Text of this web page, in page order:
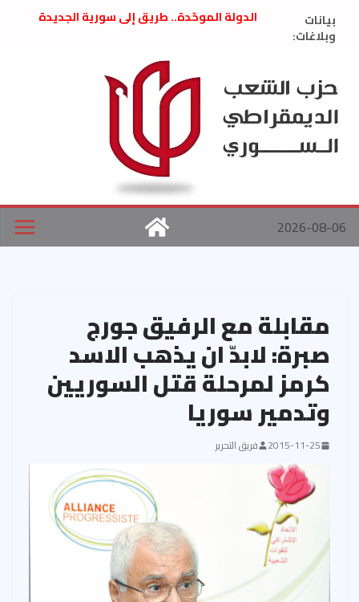
بيانات
وبلاغات:
الدولة الموحّدة.. طريق إلى سورية الجديدة
العام السابق لحزب الاتحاد الاشتراكي العربي
الديمقراطي
بلاغ صادر عن اجتماع اللجنة المركزية نيسان
2026
الحرب الأمريكية الإسرائيلية على نظام الملالي
في إيران .. بيان من حزب الشعب الديمقراطي
السوري
2026-08-06
مقابلة مع الرفيق جورج
صبرة: لابدّ ان يذهب الاسد
كرمز لمرحلة قتل السوريين
وتدمير سوريا
2015-11-25 فريق التحرير